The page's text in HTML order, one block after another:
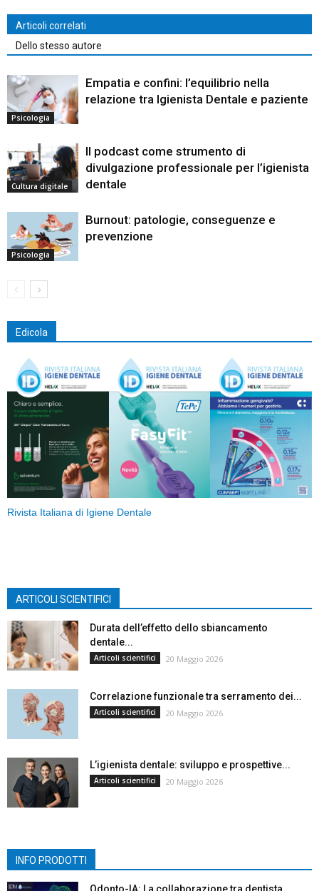
Articoli correlati
Dello stesso autore
Psicologia
Empatia e confini: l’equilibrio nella
relazione tra Igienista Dentale e paziente
Cultura digitale
Il podcast come strumento di
divulgazione professionale per l’igienista
dentale
Psicologia
Burnout: patologie, conseguenze e
prevenzione
Edicola
Rivista Italiana di Igiene Dentale
ARTICOLI SCIENTIFICI
Durata dell’effetto dello sbiancamento
dentale...
Articoli scientifici 20 Maggio 2026
Correlazione funzionale tra serramento dei...
Articoli scientifici 20 Maggio 2026
L’igienista dentale: sviluppo e prospettive...
Articoli scientifici 20 Maggio 2026
INFO PRODOTTI
Odonto-IA: La collaborazione tra dentista...